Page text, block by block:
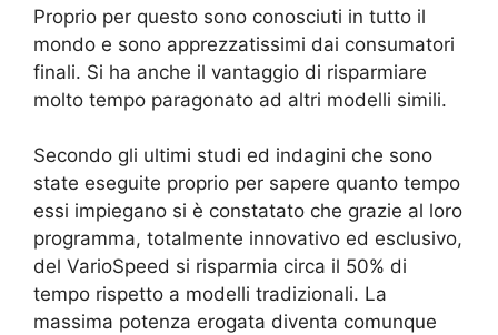
Proprio per questo sono conosciuti in tutto il
mondo e sono apprezzatissimi dai consumatori
finali. Si ha anche il vantaggio di risparmiare
molto tempo paragonato ad altri modelli simili.
Secondo gli ultimi studi ed indagini che sono
state eseguite proprio per sapere quanto tempo
essi impiegano si è constatato che grazie al loro
programma, totalmente innovativo ed esclusivo,
del VarioSpeed si risparmia circa il 50% di
tempo rispetto a modelli tradizionali. La
massima potenza erogata diventa comunque